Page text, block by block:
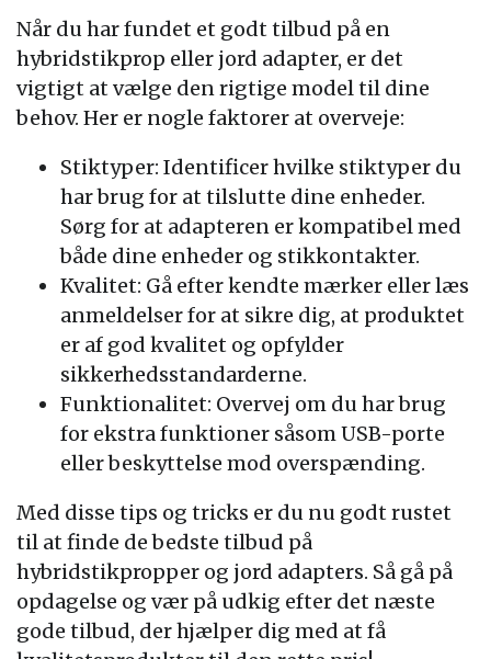
Når du har fundet et godt tilbud på en
hybridstikprop eller jord adapter, er det
vigtigt at vælge den rigtige model til dine
behov. Her er nogle faktorer at overveje:
Stiktyper: Identificer hvilke stiktyper du
har brug for at tilslutte dine enheder.
Sørg for at adapteren er kompatibel med
både dine enheder og stikkontakter.
Kvalitet: Gå efter kendte mærker eller læs
anmeldelser for at sikre dig, at produktet
er af god kvalitet og opfylder
sikkerhedsstandarderne.
Funktionalitet: Overvej om du har brug
for ekstra funktioner såsom USB-porte
eller beskyttelse mod overspænding.
Med disse tips og tricks er du nu godt rustet
til at finde de bedste tilbud på
hybridstikpropper og jord adapters. Så gå på
opdagelse og vær på udkig efter det næste
gode tilbud, der hjælper dig med at få